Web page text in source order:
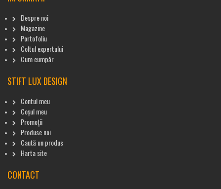
Despre noi
Magazine
Portofoliu
Coltul expertului
Cum cumpăr
STIFT LUX DESIGN
Contul meu
Coșul meu
Promoții
Produse noi
Caută un produs
Harta site
CONTACT